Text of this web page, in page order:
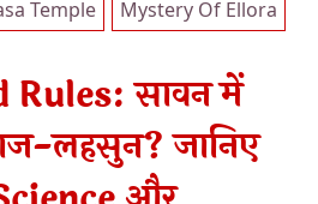
Temple Mystery Of Ellora
Rules: सावन में
लहसुन? जानिए